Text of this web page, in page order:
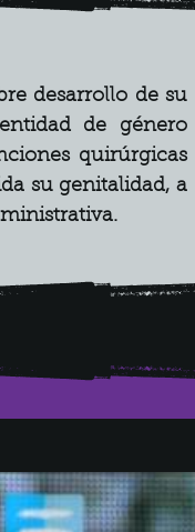
desarrollo de su
de género
quirúrgicas
su genitalidad, a